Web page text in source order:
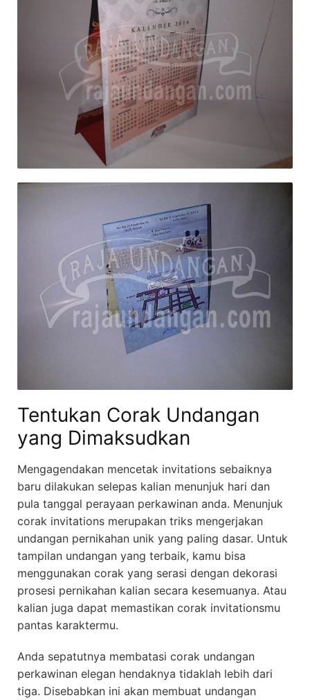
Tentukan Corak Undangan
yang Dimaksudkan
Mengagendakan mencetak invitations sebaiknya
baru dilakukan selepas kalian menunjuk hari dan
pula tanggal perayaan perkawinan anda. Menunjuk
corak invitations merupakan triks mengerjakan
undangan pernikahan unik yang paling dasar. Untuk
tampilan undangan yang terbaik, kamu bisa
menggunakan corak yang serasi dengan dekorasi
prosesi pernikahan kalian secara kesemuanya. Atau
kalian juga dapat memastikan corak invitationsmu
pantas karaktermu.
Anda sepatutnya membatasi corak undangan
perkawinan elegan hendaknya tidaklah lebih dari
tiga. Disebabkan ini akan membuat undangan